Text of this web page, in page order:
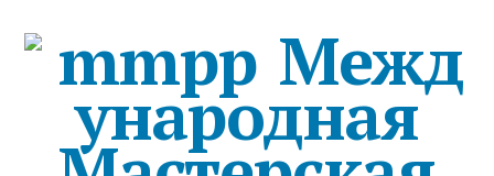
Межд
ународная